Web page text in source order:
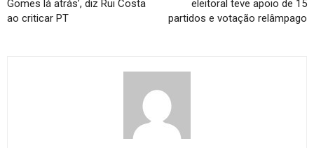
Gomes lá atrás’, diz Rui Costa
ao criticar PT
eleitoral teve apoio de 15
partidos e votação relâmpago